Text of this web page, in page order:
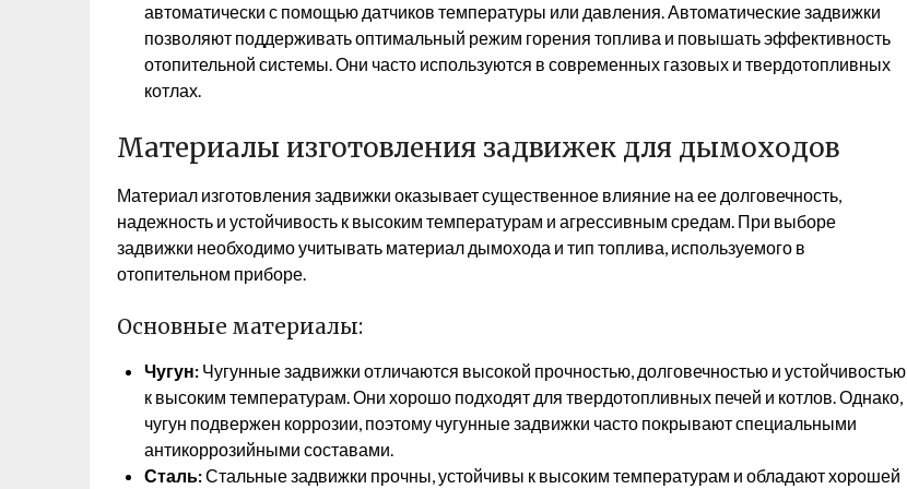
автоматически с помощью датчиков температуры или давления. Автоматические задвижки
позволяют поддерживать оптимальный режим горения топлива и повышать эффективность
отопительной системы. Они часто используются в современных газовых и твердотопливных
котлах.
Материалы изготовления задвижек для дымоходов
Материал изготовления задвижки оказывает существенное влияние на ее долговечность,
надежность и устойчивость к высоким температурам и агрессивным средам. При выборе
задвижки необходимо учитывать материал дымохода и тип топлива, используемого в
отопительном приборе.
Основные материалы:
Чугун: Чугунные задвижки отличаются высокой прочностью, долговечностью и устойчивостью
к высоким температурам. Они хорошо подходят для твердотопливных печей и котлов. Однако,
чугун подвержен коррозии, поэтому чугунные задвижки часто покрывают специальными
антикоррозийными составами.
Сталь:Стальные задвижки прочны, устойчивы к высоким температурам и обладают хорошей